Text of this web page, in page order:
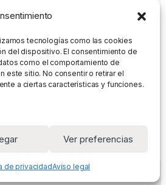
tecnologías como las cookies
del dispositivo. El consentimiento de
como el comportamiento de
este sitio. No consentir o retirar el
a ciertas características y funciones.
Ver preferencias
de privacidadAviso legal